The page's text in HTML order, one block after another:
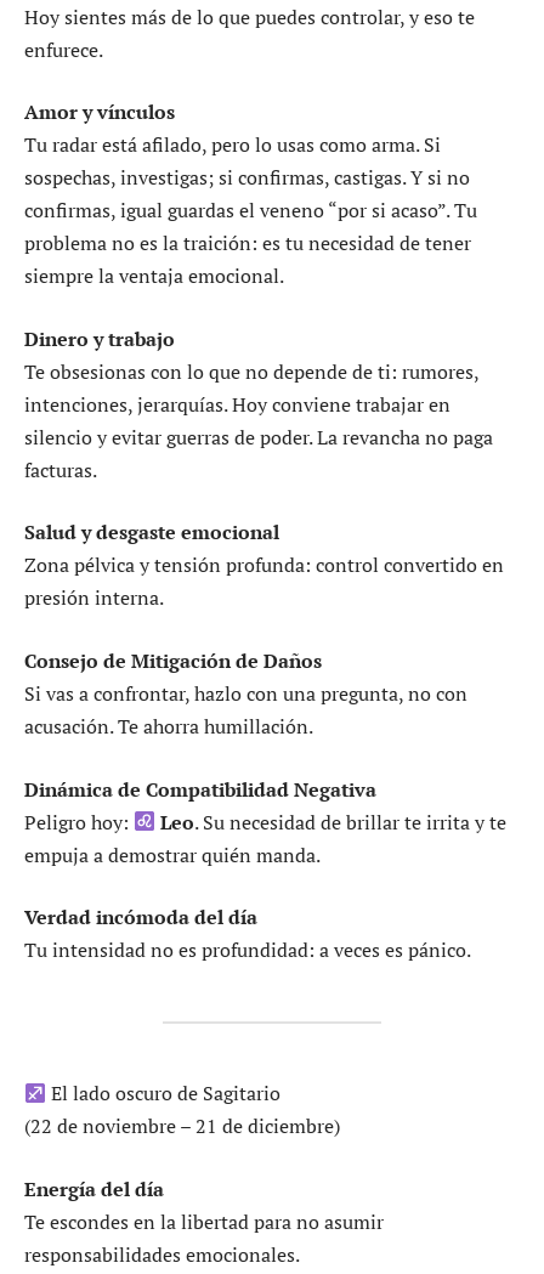
Hoy sientes más de lo que puedes controlar, y eso te
enfurece.
Amor y vínculos
Tu radar está afilado, pero lo usas como arma. Si
sospechas, investigas; si confirmas, castigas. Y si no
confirmas, igual guardas el veneno “por si acaso”. Tu
problema no es la traición: es tu necesidad de tener
siempre la ventaja emocional.
Dinero y trabajo
Te obsesionas con lo que no depende de ti: rumores,
intenciones, jerarquías. Hoy conviene trabajar en
silencio y evitar guerras de poder. La revancha no paga
facturas.
Salud y desgaste emocional
Zona pélvica y tensión profunda: control convertido en
presión interna.
Consejo de Mitigación de Daños
Si vas a confrontar, hazlo con una pregunta, no con
acusación. Te ahorra humillación.
Dinámica de Compatibilidad Negativa
Peligro hoy:
Leo. Su necesidad de brillar te irrita y te
empuja a demostrar quién manda.
Verdad incómoda del día
Tu intensidad no es profundidad: a veces es pánico.
El lado oscuro de Sagitario
(22 de noviembre – 21 de diciembre)
Energía del día
Te escondes en la libertad para no asumir
responsabilidades emocionales.